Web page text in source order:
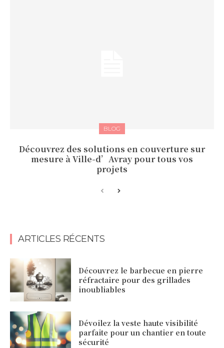
BLOG
Découvrez des solutions en couverture sur
mesure à Ville-d’Avray pour tous vos
projets
ARTICLES RÉCENTS
Découvrez le barbecue en pierre
réfractaire pour des grillades
inoubliables
Dévoilez la veste haute visibilité
parfaite pour un chantier en toute
sécurité